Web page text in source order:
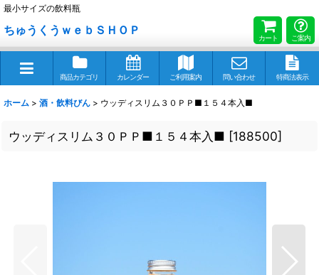
最小サイズの飲料瓶
ちゅうくうｗｅｂＳＨＯＰ
カート ご案内
商品カテゴリ カレンダー ご利用案内 問い合わせ 特商法表示
ホーム > 酒・飲料びん > ウッディスリム３０ＰＰ■１５４本入■
ウッディスリム３０ＰＰ■１５４本入■ [188500]